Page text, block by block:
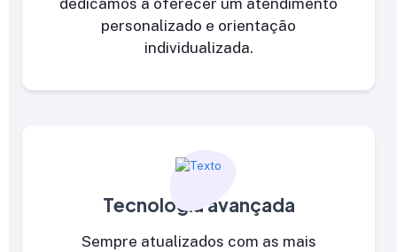
personalizado e orientação
individualizada.
Tecnologia avançada
Sempre atualizados com as mais